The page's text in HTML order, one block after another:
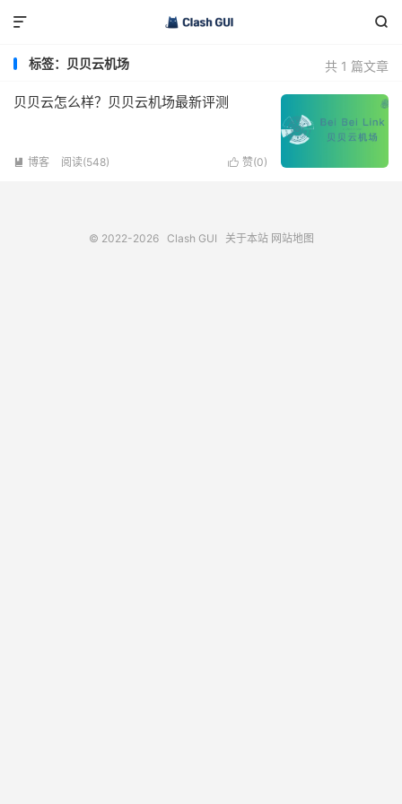


共 1 篇文章
标签：贝贝云机场
贝贝云怎么样？贝贝云机场最新评测
 赞(0)
 博客 阅读(548)
© 2022-2026 Clash GUI 关于本站 网站地图